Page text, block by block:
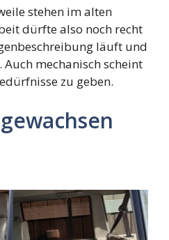
stehen im alten
dürfte also noch recht
läuft und
mechanisch scheint
zu geben.